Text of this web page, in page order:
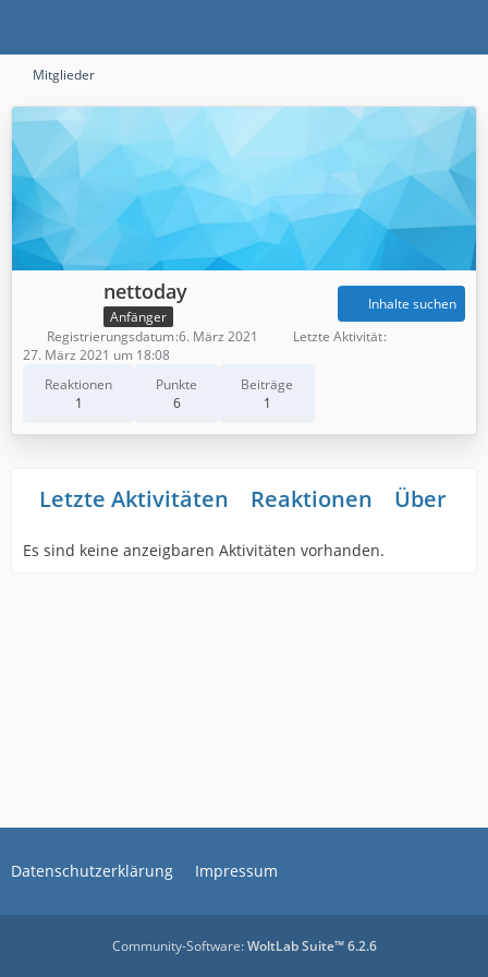
Mitglieder
nettoday
Anfänger
Reaktionen
1
Punkte
6
Beiträge
1
Inhalte suchen
Registrierungsdatum 6. März 2021
Letzte Aktivität
27. März 2021 um 18:08
Letzte Aktivitäten Reaktionen Über
Es sind keine anzeigbaren Aktivitäten vorhanden.
Datenschutzerklärung Impressum
Community-Software:WoltLab Suite™ 6.2.6